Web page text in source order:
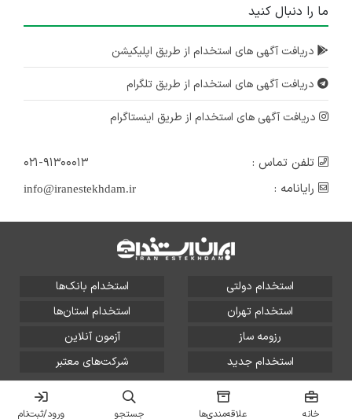
ما را دنبال کنید
دریافت آگهی های استخدام از طریق اپلیکیشن
دریافت آگهی های استخدام از طریق تلگرام
دریافت آگهی های استخدام از طریق اینستاگرام
تلفن تماس :
۰۲۱-۹۱۳۰۰۰۱۳
رایانامه :
info@iranestekhdam.ir
استخدام دولتی
استخدام بانک‌ها
استخدام تهران
استخدام استان‌ها
رزومه ساز
آزمون آنلاین
استخدام جدید
شرکت‌های معتبر
تمامی حقوق این سایت برای آلتین سیستم محفوظ است و هر
گونه سوءاستفاده از آن پیگرد قانونی دارد.
خانه علاقه‌مندی‌ها جستجو ورود/ثبت‌نام